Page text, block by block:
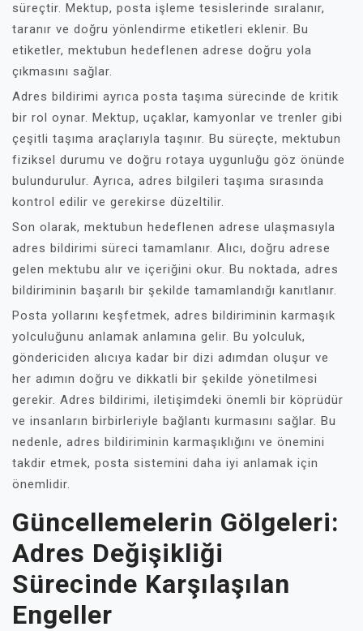
süreçtir. Mektup, posta işleme tesislerinde sıralanır,
taranır ve doğru yönlendirme etiketleri eklenir. Bu
etiketler, mektubun hedeflenen adrese doğru yola
çıkmasını sağlar.
Adres bildirimi ayrıca posta taşıma sürecinde de kritik
bir rol oynar. Mektup, uçaklar, kamyonlar ve trenler gibi
çeşitli taşıma araçlarıyla taşınır. Bu süreçte, mektubun
fiziksel durumu ve doğru rotaya uygunluğu göz önünde
bulundurulur. Ayrıca, adres bilgileri taşıma sırasında
kontrol edilir ve gerekirse düzeltilir.
Son olarak, mektubun hedeflenen adrese ulaşmasıyla
adres bildirimi süreci tamamlanır. Alıcı, doğru adrese
gelen mektubu alır ve içeriğini okur. Bu noktada, adres
bildiriminin başarılı bir şekilde tamamlandığı kanıtlanır.
Posta yollarını keşfetmek, adres bildiriminin karmaşık
yolculuğunu anlamak anlamına gelir. Bu yolculuk,
göndericiden alıcıya kadar bir dizi adımdan oluşur ve
her adımın doğru ve dikkatli bir şekilde yönetilmesi
gerekir. Adres bildirimi, iletişimdeki önemli bir köprüdür
ve insanların birbirleriyle bağlantı kurmasını sağlar. Bu
nedenle, adres bildiriminin karmaşıklığını ve önemini
takdir etmek, posta sistemini daha iyi anlamak için
önemlidir.
Güncellemelerin Gölgeleri:
Adres Değişikliği
Sürecinde Karşılaşılan
Engeller